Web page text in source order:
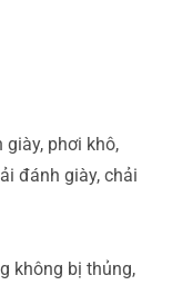
phơi khô,
đánh giày, chải
không bị thủng,